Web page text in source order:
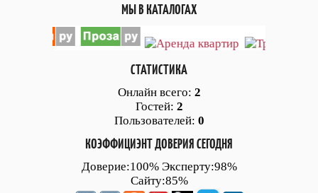
МЫ В КАТАЛОГАХ
СТАТИСТИКА
Онлайн всего: 2
Гостей: 2
Пользователей: 0
КОЭФФИЦИЭНТ ДОВЕРИЯ СЕГОДНЯ
Доверие:100% Эксперту:98%
Сайту:85%